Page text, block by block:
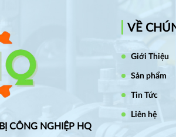
CÔNG NGHIỆP HQ
VỀ
Giới Thiệu
Sản phẩm
Tin Tức
Liên hệ